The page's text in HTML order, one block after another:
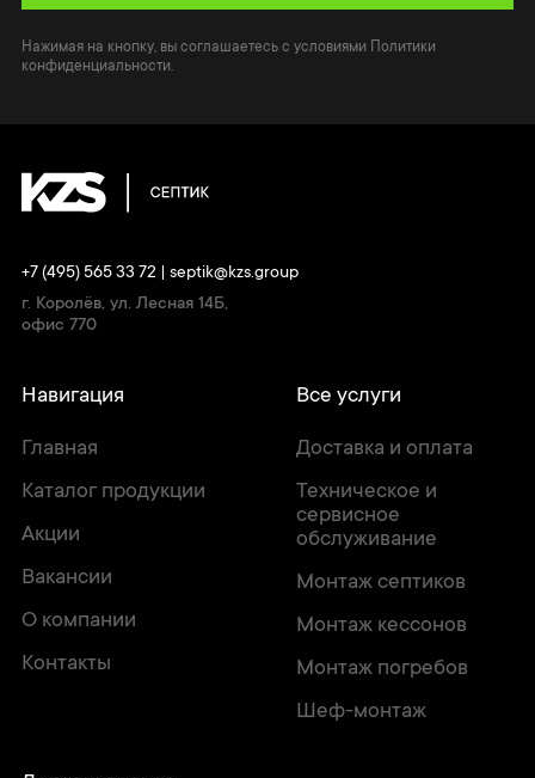
Нажимая на кнопку, вы соглашаетесь с условиями Политики
конфиденциальности.
+7 (495) 565 33 72
septik@kzs.group
г. Королёв, ул. Лесная 14Б,
офис 770
Навигация
Главная
Каталог продукции
Акции
Вакансии
О компании
Контакты
Все услуги
Доставка и оплата
Техническое и
сервисное
обслуживание
Монтаж септиков
Монтаж кессонов
Монтаж погребов
Шеф-монтаж